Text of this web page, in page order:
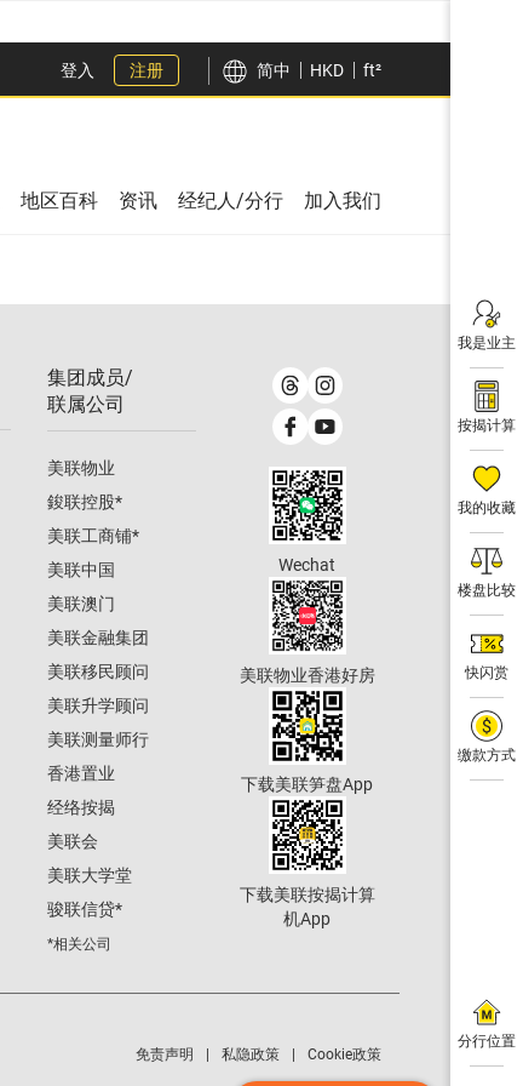
登入 注册 简中 HKD ft²
我是业主
按揭计算
我的收藏
楼盘比较
快闪赏
缴款方式
分行位置
地区百科 资讯 经纪人/分行 加入我们
集团成员/
联属公司
美联物业
鋑联控股*
美联工商铺*
美联中国
美联澳门
美联金融集团
美联移民顾问
美联升学顾问
美联测量师行
香港置业
经络按揭
美联会
美联大学堂
骏联信贷*
*相关公司
Wechat
美联物业香港好房
下载美联笋盘App
下载美联按揭计算
机App
免责声明 私隐政策 Cookie政策